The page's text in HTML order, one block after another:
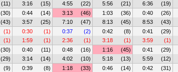
(11) 3:16 (15) 4:55 (22) 5:56 (21) 6:36 (19)
(30) 0:44 (14) 3:13 (46) 1:03 (36) 0:40 (26)
(43) 3:57 (25) 7:10 (47) 8:13 (45) 8:53 (43)
(1) 0:30 (1) 0:37 (2) 0:42 (8) 0:41 (29)
(1) 1:59 (1) 2:36 (1) 3:18 (1) 3:59 (1)
(30) 0:40 (11) 0:48 (16) 1:16 (45) 0:41 (29)
(29) 3:14 (14) 4:02 (10) 5:18 (13) 5:59 (12)
(9) 0:39 (8) 1:18 (33) 0:46 (14) 0:42 (31)